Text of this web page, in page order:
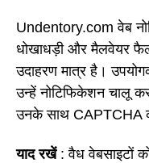
Undentory.com वेब
धोखाधड़ी और मैलवेयर
उदाहरण मात्र है।
उन्हें नोटिफिकेशन चालू
उनके साथ CAPTCHA
याद रखें: वैध वेबसाइटों